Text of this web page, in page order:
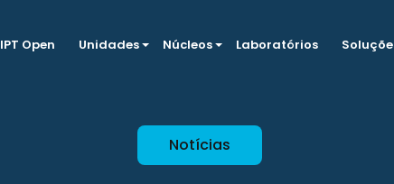
IPT Open Unidades Núcleos Laboratórios
Notícias